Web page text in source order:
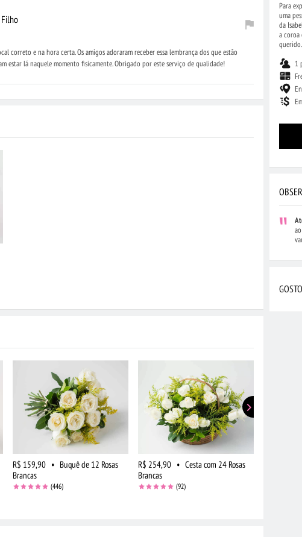
Filho
correto e na hora certa. Os amigos adoraram receber essa lembrança dos que estão
estar lá naquele momento fisicamente. Obrigado por este serviço de qualidade!
R$ 159,90 • Buquê de 12 Rosas
Brancas
(446)
R$ 254,90 • Cesta com 24 Rosas
Brancas
(92)
Para
uma
da
a coroa
querido.
1